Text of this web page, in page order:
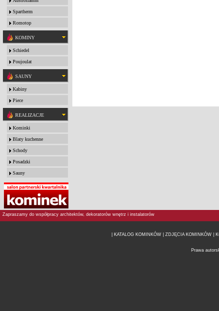
Spartherm
Romotop
KOMINY
Schiedel
Poujoulat
SAUNY
Kabiny
Piece
REALIZACJE
Kominki
Blaty kuchenne
Schody
Posadzki
Sauny
Zapraszamy do współpracy architektów, dekoratorów wnętrz i instalatorów
| KATALOG KOMINKÓW | ZDJĘCIA KOMINKÓW |
Prawa